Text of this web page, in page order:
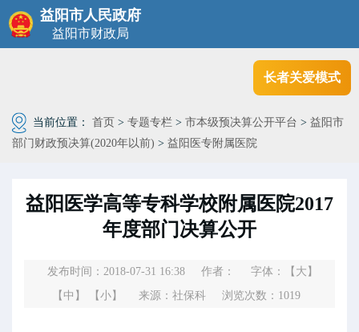
长者关爱模式
益阳市人民政府
益阳市财政局
当前位置： 首页 > 专题专栏 > 市本级预决算公开平台 > 益阳市
部门财政预决算(2020年以前) > 益阳医专附属医院
益阳医学高等专科学校附属医院2017
年度部门决算公开
发布时间：2018-07-31 16:38 作者： 字体：
【大】
【中】
【小】 来源：社保科 浏览次数： 1019